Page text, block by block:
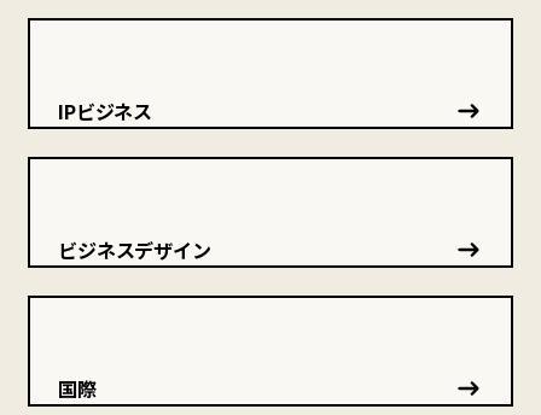
IPビジネス
ビジネスデザイン
国際